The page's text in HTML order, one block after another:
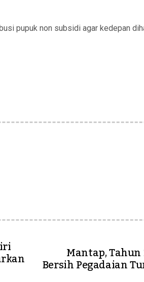
pupuk non subsidi agar kedepan
Mantap, Tahun
Bersih Pegadaian